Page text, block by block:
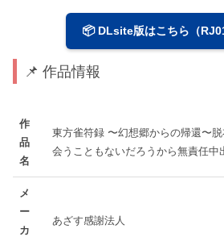
📦 DLsite版はこちら（
📌 作品情報
作
品
名
東方雀符録 〜幻想郷からの帰還〜
会うこともないだろうから無責任中
メ
ー
カ
あざす感謝法人